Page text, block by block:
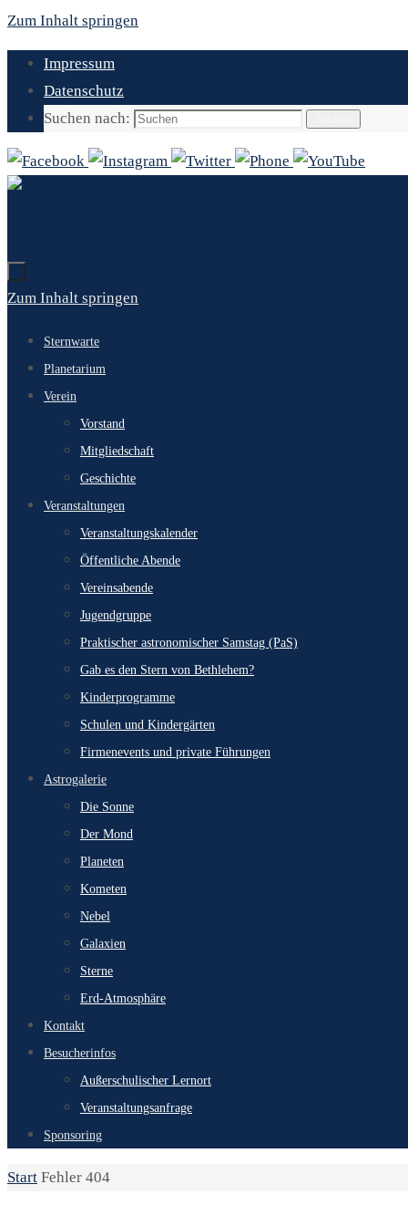
Zum Inhalt springen
Impressum
Datenschutz
Suchen nach:
Zum Inhalt springen
Sternwarte
Planetarium
Verein
Vorstand
Mitgliedschaft
Geschichte
Veranstaltungen
Veranstaltungskalender
Öffentliche Abende
Vereinsabende
Jugendgruppe
Praktischer astronomischer Samstag (PaS)
Gab es den Stern von Bethlehem?
Kinderprogramme
Schulen und Kindergärten
Firmenevents und private Führungen
Astrogalerie
Die Sonne
Der Mond
Planeten
Kometen
Nebel
Galaxien
Sterne
Erd-Atmosphäre
Kontakt
Besucherinfos
Außerschulischer Lernort
Veranstaltungsanfrage
Sponsoring
Start Fehler 404